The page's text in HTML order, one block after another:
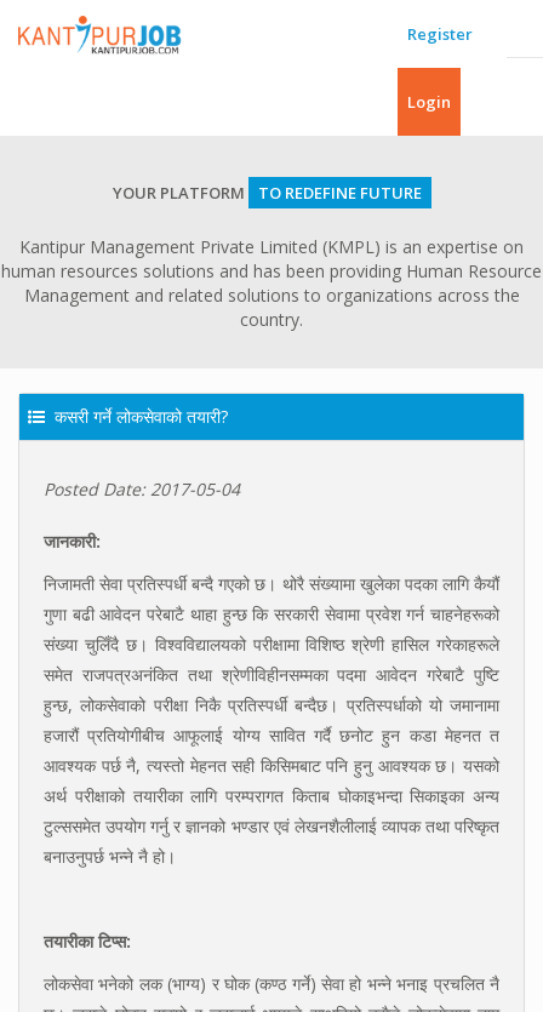
Register
Login
YOUR PLATFORM TO REDEFINE FUTURE
Kantipur Management Private Limited (KMPL) is an expertise on
human resources solutions and has been providing Human Resource
Management and related solutions to organizations across the
country.
कसरी गर्ने लोकसेवाको तयारी?
Posted Date: 2017-05-04
जानकारी:
निजामती सेवा प्रतिस्पर्धी बन्दै गएको छ। थोरै संख्यामा खुलेका पदका लागि कैयौं
गुणा बढी आवेदन परेबाटै थाहा हुन्छ कि सरकारी सेवामा प्रवेश गर्न चाहनेहरूको
संख्या चुलिँदै छ। विश्वविद्यालयको परीक्षामा विशिष्ठ श्रेणी हासिल गरेकाहरूले
समेत राजपत्रअनंकित तथा श्रेणीविहीनसम्मका पदमा आवेदन गरेबाटै पुष्टि
हुन्छ, लोकसेवाको परीक्षा निकै प्रतिस्पर्धी बन्दैछ। प्रतिस्पर्धाको यो जमानामा
हजारौं प्रतियोगीबीच आफूलाई योग्य सावित गर्दै छनोट हुन कडा मेहनत त
आवश्यक पर्छ नै, त्यस्तो मेहनत सही किसिमबाट पनि हुनु आवश्यक छ। यसको
अर्थ परीक्षाको तयारीका लागि परम्परागत किताब घोकाइभन्दा सिकाइका अन्य
टुल्ससमेत उपयोग गर्नु र ज्ञानको भण्डार एवं लेखनशैलीलाई व्यापक तथा परिष्कृत
बनाउनुपर्छ भन्ने नै हो।
तयारीकाटिप्स:
लोकसेवा भनेको लक (भाग्य) र घोक (कण्ठ गर्ने) सेवा हो भन्ने भनाइ प्रचलित नै